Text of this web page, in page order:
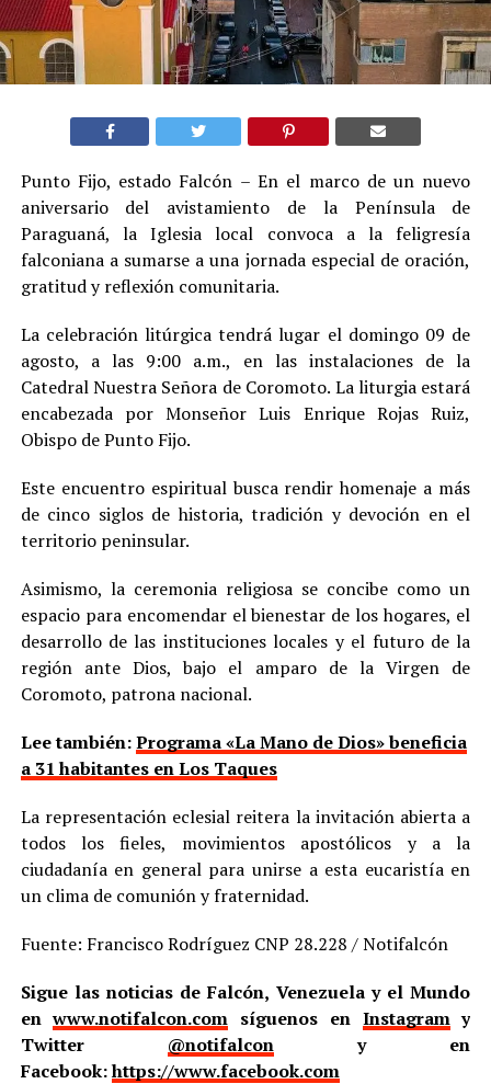
Punto Fijo, estado Falcón – En el marco de un nuevo
aniversario del avistamiento de la Península de
Paraguaná, la Iglesia local convoca a la feligresía
falconiana a sumarse a una jornada especial de oración,
gratitud y reflexión comunitaria.
La celebración litúrgica tendrá lugar el domingo 09 de
agosto, a las 9:00 a.m., en las instalaciones de la
Catedral Nuestra Señora de Coromoto. La liturgia estará
encabezada por Monseñor Luis Enrique Rojas Ruiz,
Obispo de Punto Fijo.
Este encuentro espiritual busca rendir homenaje a más
de cinco siglos de historia, tradición y devoción en el
territorio peninsular.
Asimismo, la ceremonia religiosa se concibe como un
espacio para encomendar el bienestar de los hogares, el
desarrollo de las instituciones locales y el futuro de la
región ante Dios, bajo el amparo de la Virgen de
Coromoto, patrona nacional.
Lee también:Programa «La Mano de Dios» beneficia
a 31 habitantes en Los Taques
La representación eclesial reitera la invitación abierta a
todos los fieles, movimientos apostólicos y a la
ciudadanía en general para unirse a esta eucaristía en
un clima de comunión y fraternidad.
Fuente: Francisco Rodríguez CNP 28.228 / Notifalcón
Sigue las noticias de Falcón, Venezuela y el Mundo
enwww.notifalcon.com síguenos en Instagramy
Twitter @notifalcony en
Facebook:https://www.facebook.com